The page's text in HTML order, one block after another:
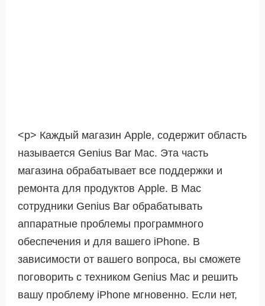
<р> Каждый магазин Apple, содержит область
называется Genius Bar Mac. Эта часть
магазина обрабатывает все поддержки и
ремонта для продуктов Apple. В Mac
сотрудники Genius Bar обрабатывать
аппаратные проблемы программного
обеспечения и для вашего iPhone. В
зависимости от вашего вопроса, вы сможете
поговорить с техником Genius Mac и решить
вашу проблему iPhone мгновенно. Если нет,